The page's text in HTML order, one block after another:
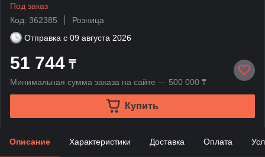
Под заказ
Код: 362385
Розница
Отправка с 09 августа 2026
51 744 ₸
Минимальная сумма заказа на сайте — 500 000 ₸
Купить
Описание Характеристики Доставка Оплата